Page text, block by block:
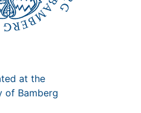
at the
of Bamberg